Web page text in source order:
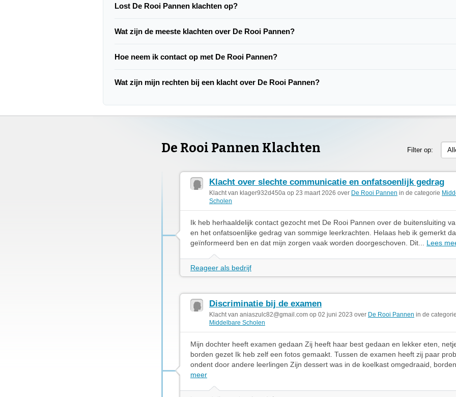
Lost De Rooi Pannen klachten op?
Wat zijn de meeste klachten over De Rooi Pannen?
Hoe neem ik contact op met De Rooi Pannen?
Wat zijn mijn rechten bij een klacht over De Rooi Pannen?
De Rooi Pannen Klachten Filter op:
Klacht over slechte communicatie en onfatsoenlijk gedrag
Klacht van klager932d450a op 23 maart 2026 over De Rooi Pannen in de categorie
Scholen
Ik heb herhaaldelijk contact gezocht met De Rooi Pannen over de buitensluiting
en het onfatsoenlijke gedrag van sommige leerkrachten. Helaas heb ik gemerkt
geïnformeerd ben en dat mijn zorgen vaak worden doorgeschoven. Dit... Lees
Reageer als bedrijf
Discriminatie bij de examen
Klacht van aniaszulc82@gmail.com op 02 juni 2023 over De Rooi Pannen in de
Middelbare Scholen
Mijn dochter heeft examen gedaan Zij heeft haar best gedaan en lekker eten,
borden gezet Ik heb zelf een fotos gemaakt. Tussen de examen heeft zij paar
ondent door andere leerlingen Zijn dessert was in de koelkast omgedraaid,
meer